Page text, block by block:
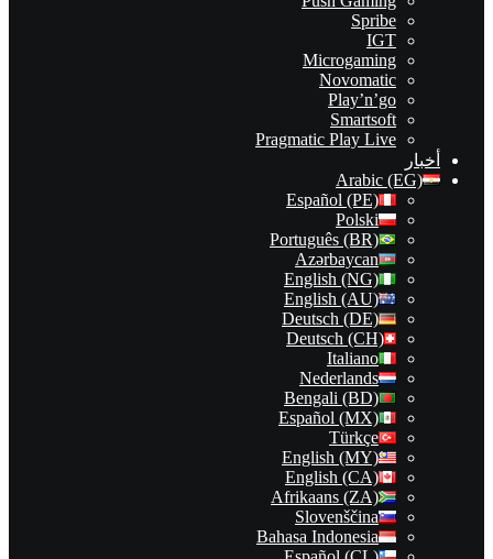
Spribe
IGT
Microgaming
Novomatic
Play’n’go
Smartsoft
Pragmatic Play Live
أخبار
Arabic (EG)
Español (PE)
Polski
Português (BR)
Azərbaycan
English (NG)
English (AU)
Deutsch (DE)
Deutsch (CH)
Italiano
Nederlands
Bengali (BD)
Español (MX)
Türkçe
English (MY)
English (CA)
Afrikaans (ZA)
Slovenščina
Bahasa Indonesia